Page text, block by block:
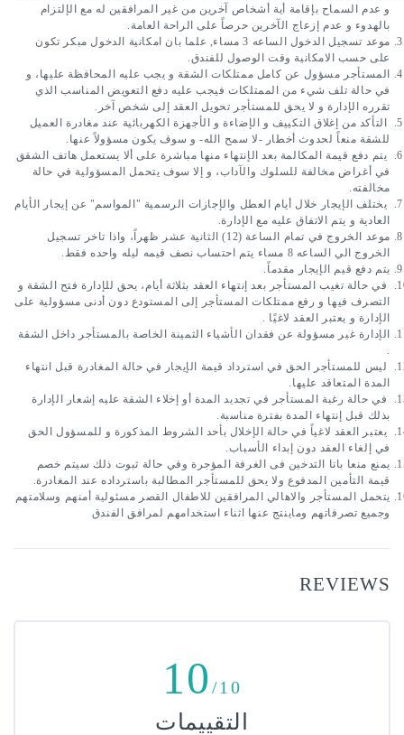
و عدم السماح بإقامة أية أشخاص آخرين من غير المرافقين له مع الإلتزام
عدم إزعاج الآخرين حرصاً على الراحة العامة.
موعد تسجيل الدخول الساعه 3 مساء, علما بان امكانية الدخول مبكر تكون
وقت الوصول للفندق.
المستأجر مسؤول عن كامل ممتلكات الشقة و يجب عليه المحافظة عليها، و
في حالة تلف شيء من الممتلكات فيجب عليه دفع التعويض المناسب الذي
و لا يحق للمستأجر تحويل العقد إلى شخص آخر.
التأكد من إغلاق التكييف و الإضاءة و الأجهزة الكهربائية عند مغادرة العميل
لحدوث أخطار -لا سمح الله- و سوف يكون مسؤولاً عنها.
يتم دفع قيمة المكالمة بعد الإنتهاء منها مباشرة على ألا يستعمل هاتف الشقق
في أغراض مخالفة للسلوك والآداب، و إلا سوف يتحمل المسؤولية في حالة
يختلف الإيجار خلال أيام العطل والإجازات الرسمية "المواسم" عن إيجار الأيام
الاتفاق عليه مع الإدارة.
موعد الخروج في تمام الساعة (12) الثانية عشر ظهراً، واذا تاخر تسجيل
نصف قيمه ليله واحده فقط.
الإيجار مقدماً.
في حالة تغيب المستأجر بعد إنتهاء العقد بثلاثة أيام، يحق للإدارة فتح الشقة و
التصرف فيها و رفع ممتلكات المستأجر إلى المستودع دون أدنى مسؤولية على
العقد لاغيًا .
الإدارة غير مسؤولة عن فقدان الأشياء الثمينة الخاصة بالمستأجر داخل الشقة
ليس للمستأجر الحق في استرداد قيمة الإيجار في حالة المغادرة قبل انتهاء
عليها.
في حالة رغبة المستأجر في تجديد المدة أو إخلاء الشقة عليه إشعار الإدارة
المدة بفترة مناسبة.
يعتبر العقد لاغياً في حالة الإخلال بأحد الشروط المذكورة و للمسؤول الحق
دون إبداء الأسباب.
يمنع منعا باتا التدخين فى الغرفة المؤجرة وفي حالة ثبوت ذلك سيتم خصم
المدفوع ولا يحق للمستأجر المطالبة باسترداده عند المغادرة.
يتحمل المستأجر والاهالي المرافقين للاطفال القصر مسئولية أمنهم وسلامتهم
وماينتج عنها اثناء استخدامهم لمرافق الفندق
10
التقييمات